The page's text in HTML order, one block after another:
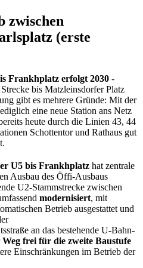
zwischen
(erste
Frankhplatz erfolgt 2030 -
bis Matzleinsdorfer Platz
gibt es mehrere Gründe: Mit der
eine neue Station ans Netz
heute durch die Linien 43, 44
Schottentor und Rathaus gut
U5 bis Frankhplatz hat zentrale
Ausbau des Öffi-Ausbaus
U2-Stammstrecke zwischen
modernisiert, mit
Betrieb ausgestattet und
an das bestehende U-Bahn-
Weg frei für die zweite Baustufe
Einschränkungen im Betrieb der